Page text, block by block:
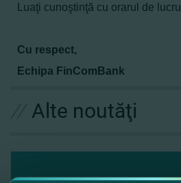
Luaţi cunoştinţă cu orarul de lucru
Cu respect,
Echipa FinComBank
Alte noutăţi